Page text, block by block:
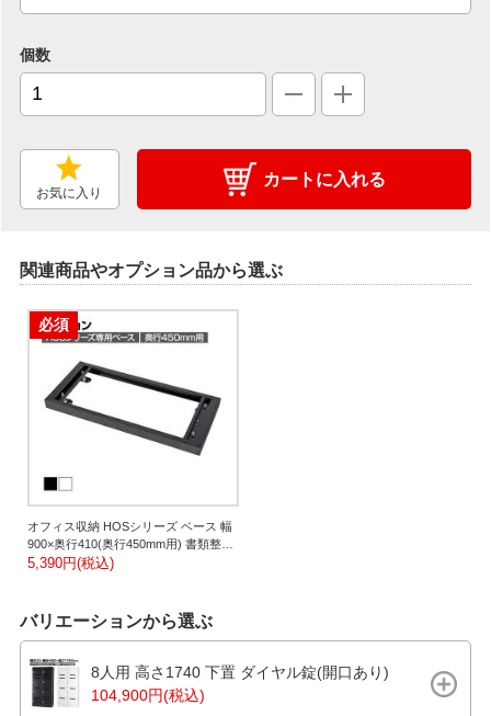
個数
お気に入り
カートに入れる
関連商品やオプション品から選ぶ
必須
オフィス収納 HOSシリーズ ベース 幅
900×奥行410(奥行450mm用) 書類整理
収納 スチール書庫 国産
5,390円(税込)
バリエーションから選ぶ
8人用 高さ1740 下置 ダイヤル錠(開口あり)
104,900円(税込)